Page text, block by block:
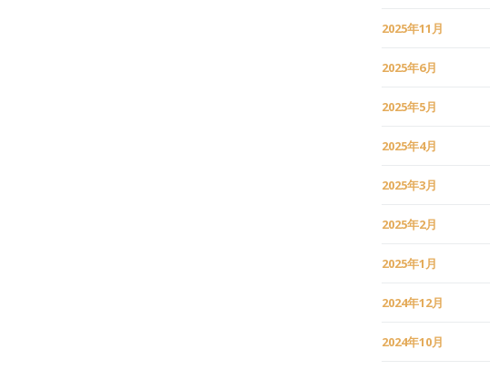
2025年11月
2025年6月
2025年5月
2025年4月
2025年3月
2025年2月
2025年1月
2024年12月
2024年10月